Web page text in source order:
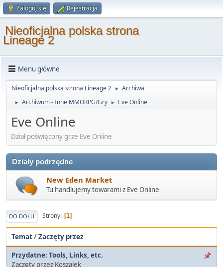
Zaloguj się Rejestracja
Nieoficjalna polska strona
Lineage 2
Menu główne
Nieoficjalna polska strona Lineage 2 ► Archiwa
► Archiwum - Inne MMORPG/Gry ► Eve Online
Eve Online
Dział poświęcony grze Eve Online
Działy podrzędne
New Eden Market
Tu handlujemy towarami z Eve Online
DO DOŁU Strony 1
Temat/Zaczęty przez
Przydatne: Tools, Links, etc.
Zaczęty przez Koszalek